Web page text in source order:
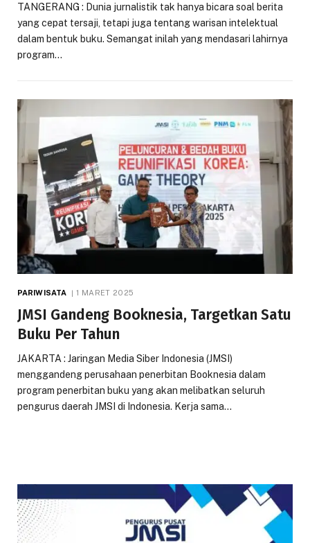
TANGERANG : Dunia jurnalistik tak hanya bicara soal berita
yang cepat tersaji, tetapi juga tentang warisan intelektual
dalam bentuk buku. Semangat inilah yang mendasari lahirnya
program…
PARIWISATA 1 MARET 2025
JMSI Gandeng Booknesia, Targetkan Satu
Buku Per Tahun
JAKARTA : Jaringan Media Siber Indonesia (JMSI)
menggandeng perusahaan penerbitan Booknesia dalam
program penerbitan buku yang akan melibatkan seluruh
pengurus daerah JMSI di Indonesia. Kerja sama…